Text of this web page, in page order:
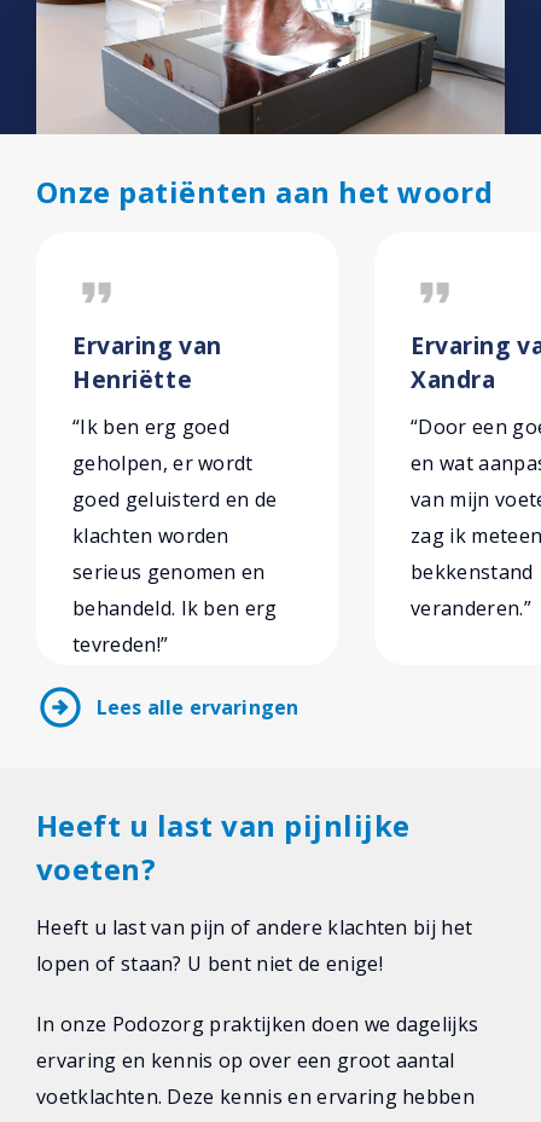
Onze patiënten aan het woord
format_quote
Ervaring van
Henriëtte
“Ik ben erg goed
geholpen, er wordt
goed geluisterd en de
klachten worden
serieus genomen en
behandeld. Ik ben erg
tevreden!”
format_quote
Ervaring
Xandra
“Door een
en wat
van mijn
zag ik
bekkenstand
veranderen.”
arrow_circle_right Lees alle ervaringen
Heeft u last van pijnlijke
voeten?
Heeft u last van pijn of andere klachten bij het
lopen of staan? U bent niet de enige!
In onze Podozorg praktijken doen we dagelijks
ervaring en kennis op over een groot aantal
voetklachten. Deze kennis en ervaring hebben